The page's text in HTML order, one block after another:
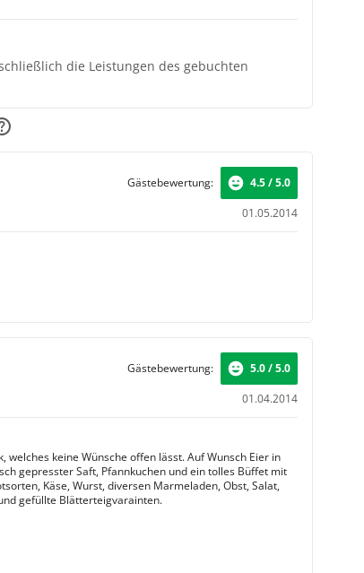
die Leistungen des gebuchten
01.05.2014
Gästebewertung: 4.5 / 5.0
01.04.2014
Gästebewertung: 5.0 / 5.0
welches keine Wünsche offen lässt. Auf Wunsch Eier in
gepresster Saft, Pfannkuchen und ein tolles Büffet mit
Käse, Wurst, diversen Marmeladen, Obst, Salat,
gefüllte Blätterteigvarainten.